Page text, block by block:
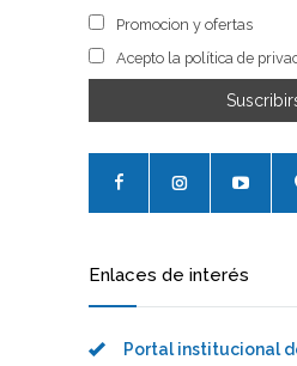
Promocion y ofertas
Acepto la política de
Enlaces de interés
Portal institucional